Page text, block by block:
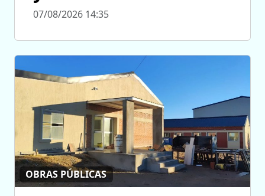
07/08/2026 14:35
OBRAS PÚBLICAS